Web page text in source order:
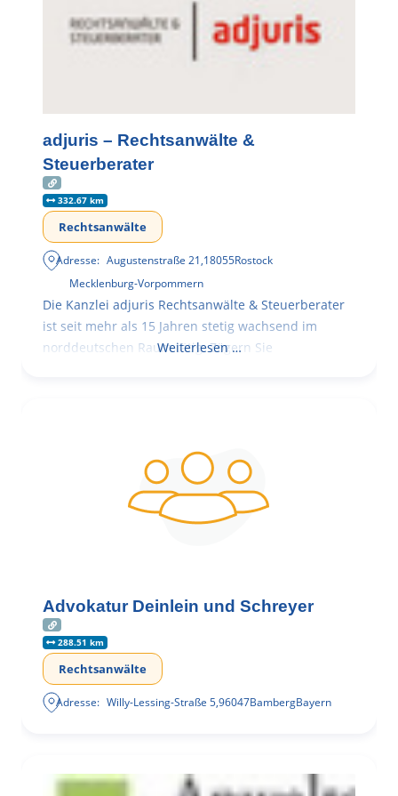
adjuris – Rechtsanwälte &
Steuerberater
332.67 km
Rechtsanwälte
Adresse: Augustenstraße 21,18055Rostock
Mecklenburg-Vorpommern
Die Kanzlei adjuris Rechtsanwälte & Steuerberater
ist seit mehr als 15 Jahren stetig wachsend im
norddeutschen Raum tätig. Zögern Sie
Weiterlesen …
Advokatur Deinlein und Schreyer
288.51 km
Rechtsanwälte
Adresse: Willy-Lessing-Straße 5,96047BambergBayern